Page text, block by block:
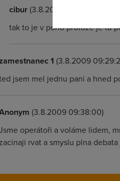
cibur(3.8.2009 09:30:08)
tak to je v poho protože je tu
1 (3.8.2009
jsem mel jednu pani a hned
(3.8.2009 09:38:00)
operátoři a voláme lidem,
zacinaji rvat a smyslu plna